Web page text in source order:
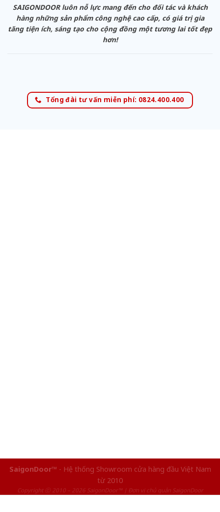
SAIGONDOOR luôn nỗ lực mang đến cho đối tác và khách
hàng những sản phẩm công nghệ cao cấp, có giá trị gia
tăng tiện ích, sáng tạo cho cộng đồng một tương lai tốt đẹp
hơn!
Tổng đài tư vấn miễn phí: 0824.400.400
SaigonDoor™ - Hệ thống Showroom cửa hàng đầu Việt Nam
từ 2010
Copyright ⓒ 2010 – 2026 SaigonDoor™ | Đơn vị chủ quản SaigonDoor